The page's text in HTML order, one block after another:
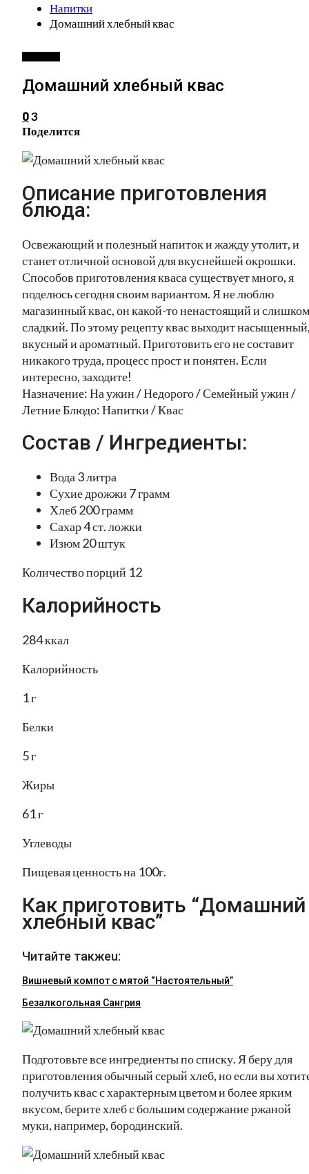
Напитки
Домашний хлебный квас
Домашний хлебный квас
03
Поделится
Описание приготовления
блюда:
Освежающий и полезный напиток и жажду утолит, и
станет отличной основой для вкуснейшей окрошки.
Способов приготовления кваса существует много, я
поделюсь сегодня своим вариантом. Я не люблю
магазинный квас, он какой-то ненастоящий и слишком
сладкий. По этому рецепту квас выходит
вкусный и ароматный. Приготовить его не составит
никакого труда, процесс прост и понятен. Если
интересно, заходите!
Назначение: На ужин / Недорого / Семейный ужин /
Летние Блюдо: Напитки / Квас
Состав / Ингредиенты:
Вода 3 литра
Сухие дрожжи 7 грамм
Хлеб 200 грамм
Сахар 4 ст. ложки
Изюм 20 штук
Количество порций 12
Калорийность
284 ккал
Калорийность
1 г
Белки
5 г
Жиры
61 г
Углеводы
Пищевая ценность на 100г.
Как приготовить “Домашний
хлебный квас”
Читайте такжеu:
Вишневый компот с мятой “Настоятельный”
Безалкогольная Сангрия
Подготовьте все ингредиенты по списку. Я беру для
приготовления обычный серый хлеб, но если вы
получить квас с характерным цветом и более ярким
вкусом, берите хлеб с большим содержание ржаной
муки, например, бородинский.